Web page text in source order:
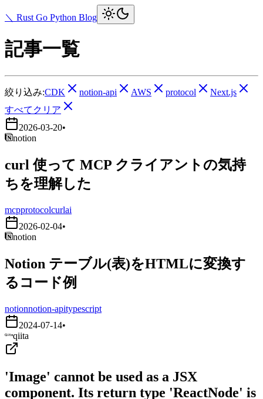
＼ Rust Go Python Blog
記事一覧
絞り込み:CDK notion-api AWS protocol
Next.js
すべてクリア
2026-03-20•
notion
curl 使って MCP クライアントの気持
ちを理解した
mcpprotocolcurlai
2026-02-04•
notion
Notion テーブル(表)をHTMLに変換す
るコード例
notionnotion-apitypescript
2024-07-14•
qiita
'Image' cannot be used as a JSX
component. Its return type 'ReactNode' is